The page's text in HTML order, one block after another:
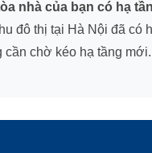
nhà của bạn có hạ
đô thị tại Hà Nội đã có
cần chờ kéo hạ tầng